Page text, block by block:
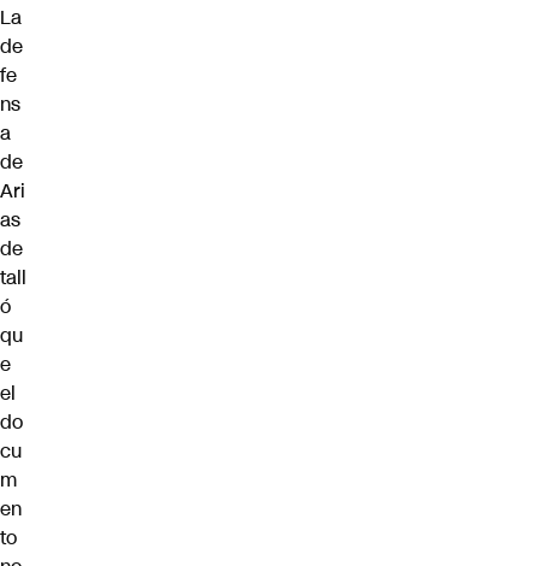
La
de
fe
ns
a
de
Ari
as
de
tall
ó
qu
e
el
do
cu
m
en
to